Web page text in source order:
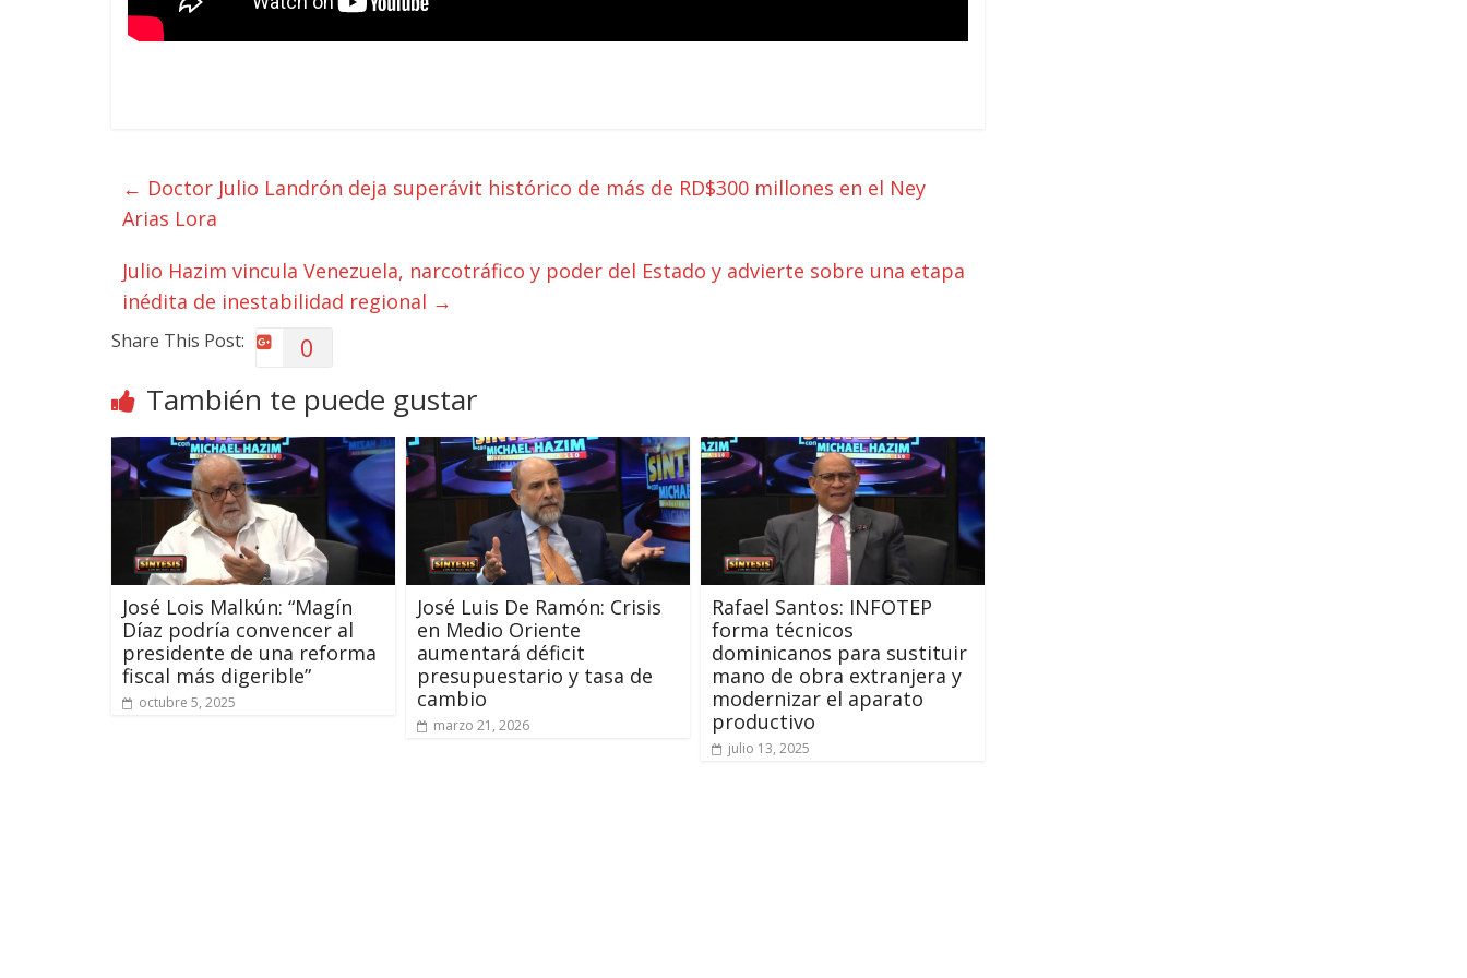
← Doctor Julio Landrón deja superávit histórico de más de RD$300 millones en el Ney
Arias Lora
Julio Hazim vincula Venezuela, narcotráfico y poder del Estado y advierte sobre una etapa
inédita de inestabilidad regional →
Share This Post: 0
También te puede gustar
José Lois Malkún: “Magín
Díaz podría convencer al
presidente de una reforma
fiscal más digerible”
octubre 5, 2025
José Luis De Ramón: Crisis
en Medio Oriente
aumentará déficit
presupuestario y tasa de
cambio
marzo 21, 2026
Rafael Santos: INFOTEP
forma técnicos
dominicanos para sustituir
mano de obra extranjera y
modernizar el aparato
productivo
julio 13, 2025